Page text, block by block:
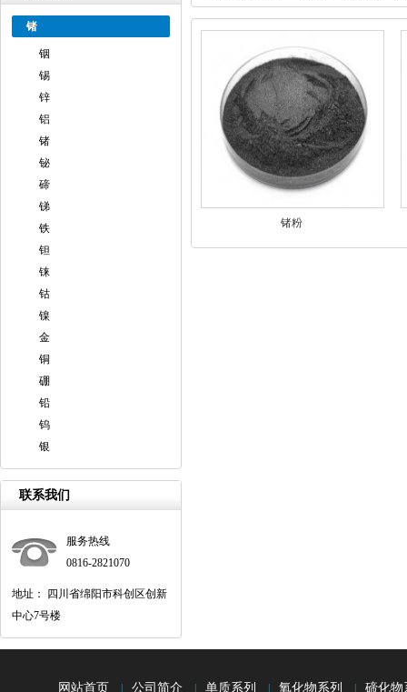
锗
铟
锡
锌
铝
锗
铋
碲
锑
铁
钽
铼
钴
镍
金
铜
硼
铅
钨
银
联系我们
服务热线
0816-2821070
地址： 四川省绵阳市科创区创新
中心7号楼
锗粉
网站首页 公司简介 单质系列 氧化物系列 碲化物